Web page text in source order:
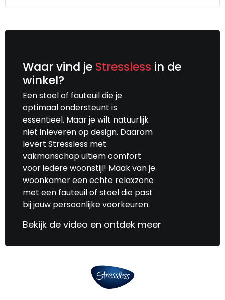
Waar vind je Stressless in de
winkel?
Een stoel of fauteuil die je
optimaal ondersteunt is
essentieel. Maar je wilt natuurlijk
niet inleveren op design. Daarom
levert Stressless met
vakmanschap ultiem comfort
voor iedere woonstijl! Maak van je
woonkamer een echte relaxzone
met een fauteuil of stoel die past
bij jouw persoonlijke voorkeuren.
Bekijk de video en ontdek meer